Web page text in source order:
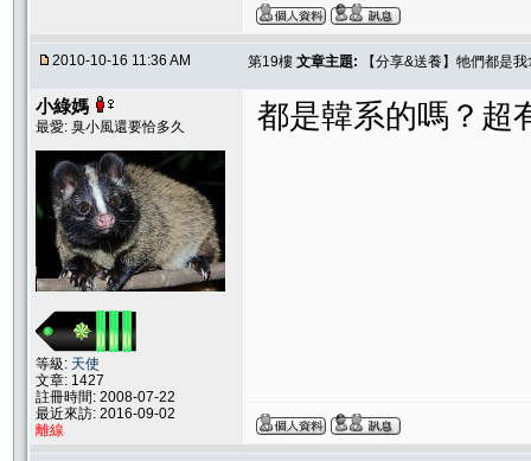
2010-10-16 11:36 AM 第19樓 文章主題: 【分享&送養】牠們都是
小綠媽
最愛: 臭小風還要恰多久
等級: 天使
文章: 1427
註冊時間: 2008-07-22
最近來訪: 2016-09-02
離線
都是韓系的嗎？超